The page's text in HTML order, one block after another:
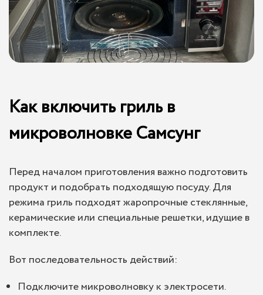
Как включить гриль в
микроволновке Самсунг
Перед началом приготовления важно подготовить
продукт и подобрать подходящую посуду. Для
режима гриль подходят жаропрочные стеклянные,
керамические или специальные решетки, идущие в
комплекте.
Вот последовательность действий:
Подключите микроволновку к электросети.